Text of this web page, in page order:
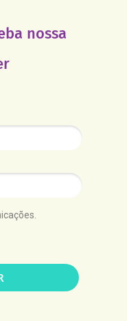
nossa